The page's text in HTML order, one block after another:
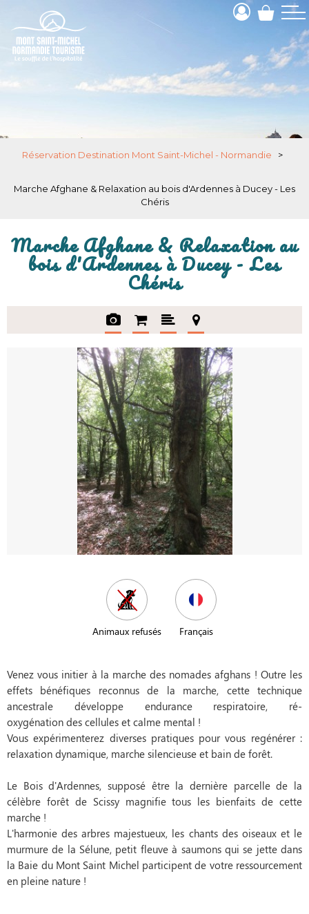
Réservation Destination Mont Saint-Michel - Normandie >
Marche Afghane & Relaxation au bois d'Ardennes à Ducey - Les
Chéris
Marche Afghane & Relaxation au
bois d'Ardennes à Ducey - Les
Chéris
Animaux refusés Français
Venez vous initier à la marche des nomades afghans ! Outre les
effets bénéfiques reconnus de la marche, cette technique
ancestrale développe endurance respiratoire, ré-
oxygénation des cellules et calme mental !
Vous expérimenterez diverses pratiques pour vous regénérer :
relaxation dynamique, marche silencieuse et bain de forêt.
Le Bois d'Ardennes, supposé être la dernière parcelle de la
célèbre forêt de Scissy magnifie tous les bienfaits de cette
marche !
L'harmonie des arbres majestueux, les chants des oiseaux et le
murmure de la Sélune, petit fleuve à saumons qui se jette dans
la Baie du Mont Saint Michel participent de votre ressourcement
en pleine nature !